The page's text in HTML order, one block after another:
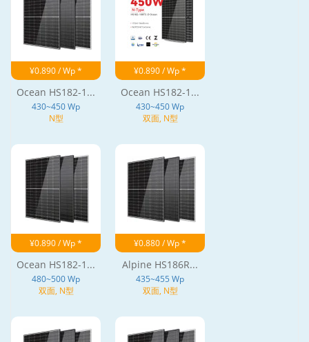
¥0.890 / Wp *
Ocean HS182-1...
430~450 Wp
N型
¥0.890 / Wp *
Ocean HS182-1...
430~450 Wp
双面, N型
¥0.890 / Wp *
Ocean HS182-1...
480~500 Wp
双面, N型
¥0.880 / Wp *
Alpine HS186R...
435~455 Wp
双面, N型